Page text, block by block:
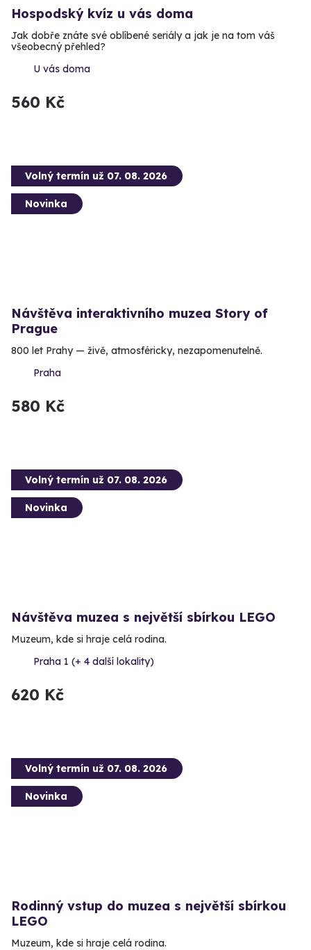
Hospodský kvíz u vás doma
Jak dobře znáte své oblíbené seriály a jak je na tom váš
všeobecný přehled?
U vás doma
560 Kč
Volný termín už 07. 08. 2026
Novinka
Návštěva interaktivního muzea Story of
Prague
800 let Prahy — živě, atmosféricky, nezapomenutelně.
Praha
580 Kč
Volný termín už 07. 08. 2026
Novinka
Návštěva muzea s největší sbírkou LEGO
Muzeum, kde si hraje celá rodina.
Praha 1 (+ 4 další lokality)
620 Kč
Volný termín už 07. 08. 2026
Novinka
Rodinný vstup do muzea s největší sbírkou
LEGO
Muzeum, kde si hraje celá rodina.